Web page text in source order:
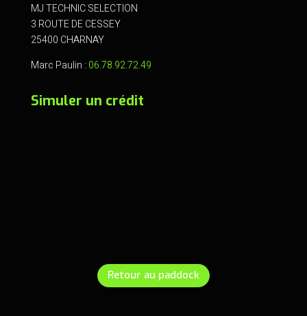
MJ TECHNIC SELECTION
3 ROUTE DE CESSEY
25400 CHARNAY
Marc Paulin : 06.78.92.72.49
Simuler un crédit
Retour au paddock